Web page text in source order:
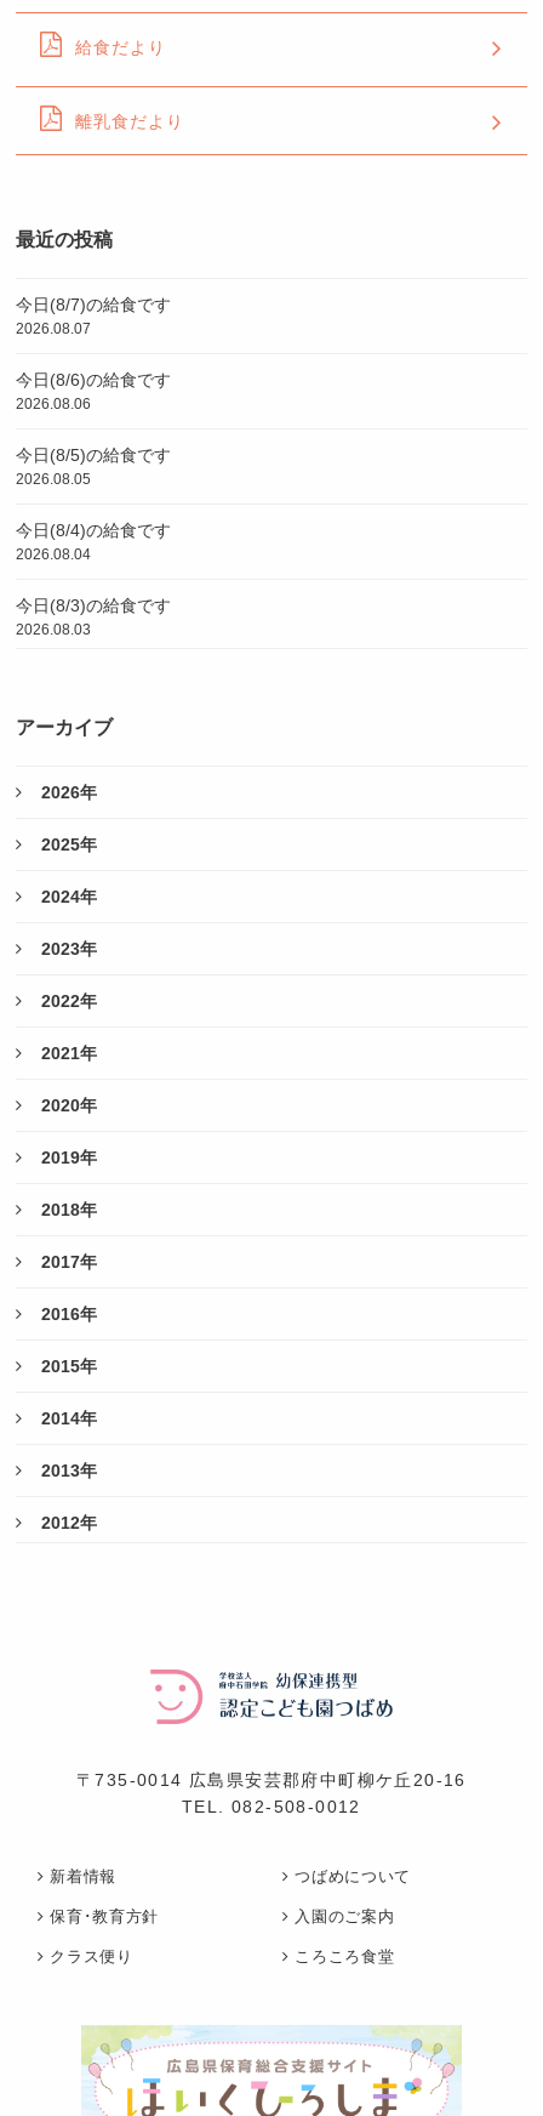
給食だより
離乳食だより
最近の投稿
今日(8/7)の給食です
2026.08.07
今日(8/6)の給食です
2026.08.06
今日(8/5)の給食です
2026.08.05
今日(8/4)の給食です
2026.08.04
今日(8/3)の給食です
2026.08.03
アーカイブ
2026年
2025年
2024年
2023年
2022年
2021年
2020年
2019年
2018年
2017年
2016年
2015年
2014年
2013年
2012年
〒735-0014 広島県安芸郡府中町柳ケ丘20-16
TEL.082-508-0012
新着情報 つばめについて
保育･教育方針 入園のご案内
クラス便り ころころ食堂